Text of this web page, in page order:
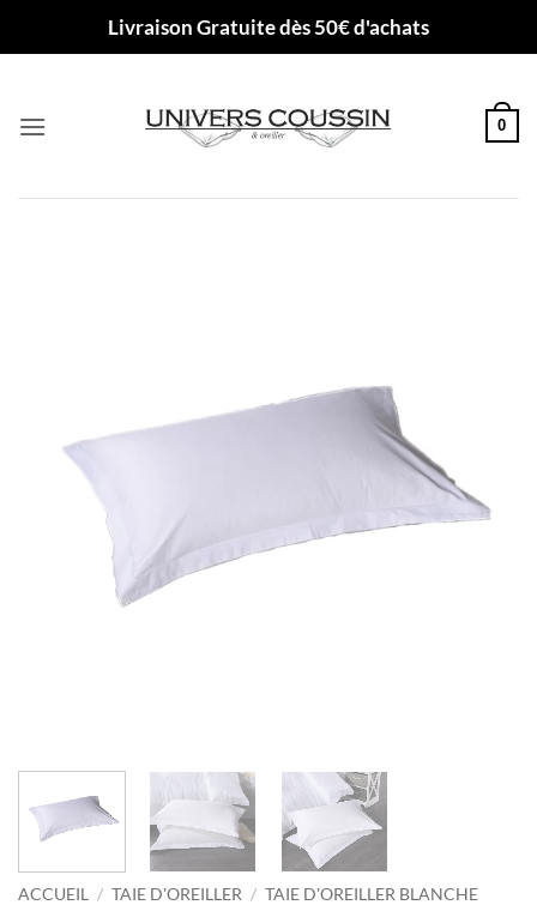
Livraison Gratuite dès 50€ d'achats
0
ACCUEIL / TAIE D'OREILLER / TAIE D'OREILLER BLANCHE